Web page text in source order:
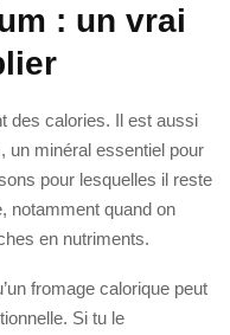
: un vrai
des calories. Il est aussi
un minéral essentiel pour
pour lesquelles il reste
notamment quand on
en nutriments.
fromage calorique peut
Si tu le